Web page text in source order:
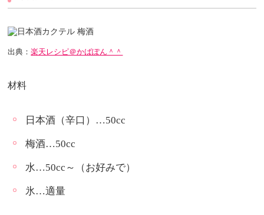
出典：楽天レシピ＠かばぽん＾＾
材料
日本酒（辛口）…50cc
梅酒…50cc
水…50cc～（お好みで）
氷…適量